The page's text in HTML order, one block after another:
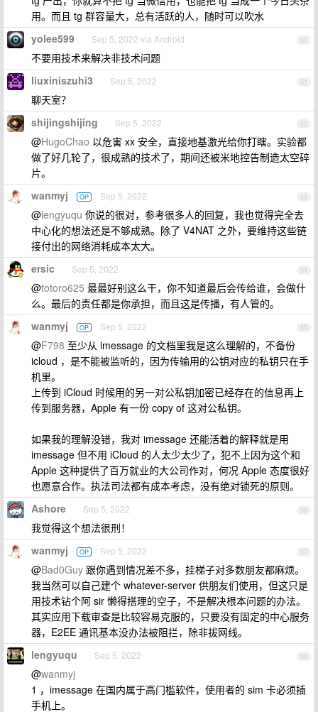
用。而且 tg 群容量大，总有活跃的人，随时可以吹水
50
yolee599 Sep 5, 2022 via Android
不要用技术来解决非技术问题
51
liuxiniszuhi3 Sep 5, 2022
聊天室？
52
shijingshijing Sep 5, 2022
@HugoChao 以危害 xx 安全，直接地基激光给你打瞎。实验都
做了好几轮了，很成熟的技术了，期间还被米地控告制造太空碎
片。
53
wanmyj OP Sep 5, 2022
@lengyuqu 你说的很对，参考很多人的回复，我也觉得完全去
中心化的想法还是不够成熟。除了 V4NAT 之外，要维持这些链
接付出的网络消耗成本太大。
54
ersic Sep 5, 2022
@totoro625 最最好别这么干，你不知道最后会传给谁，会做什
么。最后的责任都是你承担，而且这是传播，有人管的。
55
wanmyj OP Sep 5, 2022
@F798 至少从 imessage 的文档里我是这么理解的，不备份
icloud ，是不能被监听的，因为传输用的公钥对应的私钥只在手
机里。
上传到 iCloud 时候用的另一对公私钥加密已经存在的信息再上
传到服务器，Apple 有一份 copy of 这对公私钥。
如果我的理解没错，我对 imessage 还能活着的解释就是用
imessage 但不用 iCloud 的人太少太少了，犯不上因为这个和
Apple 这种提供了百万就业的大公司作对，何况 Apple 态度很好
也愿意合作。执法司法都有成本考虑，没有绝对锁死的原则。
56
Ashore Sep 5, 2022
我觉得这个想法很刑！
57
wanmyj OP Sep 5, 2022
@Bad0Guy 跟你遇到情况差不多，挂梯子对多数朋友都麻烦。
我当然可以自己建个 whatever-server 供朋友们使用，但这只是
用技术钻个阿 sir 懒得搭理的空子，不是解决根本问题的办法。
其实应用下载审查是比较容易克服的，只要没有固定的中心服务
器，E2EE 通讯基本没办法被阻拦，除非拔网线。
58
lengyuqu Sep 5, 2022
@wanmyj
1 ，imessage 在国内属于高门槛软件，使用者的 sim 卡必须插
手机上。